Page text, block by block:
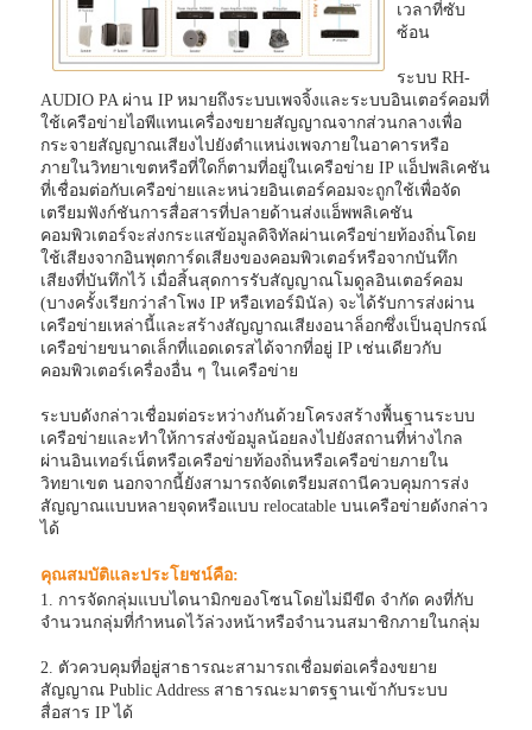
เวลาที่ซับ
ซ้อน
ระบบ RH-
AUDIO PA ผ่าน IP หมายถึงระบบเพจจิ้งและระบบอินเตอร์คอมที่
ใช้เครือข่ายไอพีแทนเครื่องขยายสัญญาณจากส่วนกลางเพื่อ
กระจายสัญญาณเสียงไปยังตำแหน่งเพจภายในอาคารหรือ
ภายในวิทยาเขตหรือที่ใดก็ตามที่อยู่ในเครือข่าย IP แอ็ปพลิเคชัน
ที่เชื่อมต่อกับเครือข่ายและหน่วยอินเตอร์คอมจะถูกใช้เพื่อจัด
เตรียมฟังก์ชันการสื่อสารที่ปลายด้านส่งแอ็พพลิเคชัน
คอมพิวเตอร์จะส่งกระแสข้อมูลดิจิทัลผ่านเครือข่ายท้องถิ่นโดย
ใช้เสียงจากอินพุตการ์ดเสียงของคอมพิวเตอร์หรือจากบันทึก
เสียงที่บันทึกไว้ เมื่อสิ้นสุดการรับสัญญาณโมดูลอินเตอร์คอม
(บางครั้งเรียกว่าลำโพง IP หรือเทอร์มินัล) จะได้รับการส่งผ่าน
เครือข่ายเหล่านี้และสร้างสัญญาณเสียงอนาล็อกซึ่งเป็นอุปกรณ์
เครือข่ายขนาดเล็กที่แอดเดรสได้จากที่อยู่ IP เช่นเดียวกับ
คอมพิวเตอร์เครื่องอื่น ๆ ในเครือข่าย
ระบบดังกล่าวเชื่อมต่อระหว่างกันด้วยโครงสร้างพื้นฐานระบบ
เครือข่ายและทำให้การส่งข้อมูลน้อยลงไปยังสถานที่ห่างไกล
ผ่านอินเทอร์เน็ตหรือเครือข่ายท้องถิ่นหรือเครือข่ายภายใน
วิทยาเขต นอกจากนี้ยังสามารถจัดเตรียมสถานีควบคุมการส่ง
สัญญาณแบบหลายจุดหรือแบบ relocatable บนเครือข่ายดังกล่าว
ได้
คุณสมบัติและประโยชน์คือ:
1. การจัดกลุ่มแบบไดนามิกของโซนโดยไม่มีขีด จำกัด คงที่กับ
จำนวนกลุ่มที่กำหนดไว้ล่วงหน้าหรือจำนวนสมาชิกภายในกลุ่ม
2. ตัวควบคุมที่อยู่สาธารณะสามารถเชื่อมต่อเครื่องขยาย
สัญญาณ Public Address สาธารณะมาตรฐานเข้ากับระบบ
สื่อสาร IP ได้